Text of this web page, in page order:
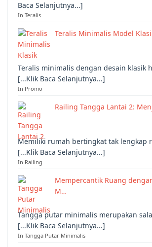
Baca Selanjutnya...]
In Teralis
Teralis Minimalis Model
Teralis minimalis dengan desain klasik
[...Klik Baca Selanjutnya...]
In Promo
Railing Tangga Lantai 2:
Memiliki rumah bertingkat tak lengkap
[...Klik Baca Selanjutnya...]
In Railing
Mempercantik Ruang
M…
Tangga putar minimalis merupakan
[...Klik Baca Selanjutnya...]
In Tangga Putar Minimalis